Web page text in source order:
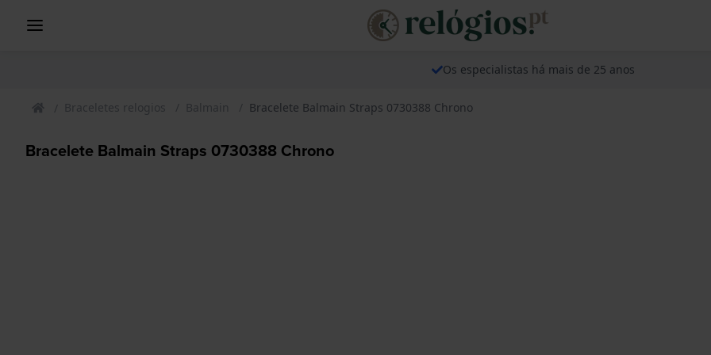
Os especialistas há mais de 25 anos
Braceletes relogios Balmain Bracelete Balmain Straps 0730388 Chrono
Bracelete Balmain Straps 0730388 Chrono